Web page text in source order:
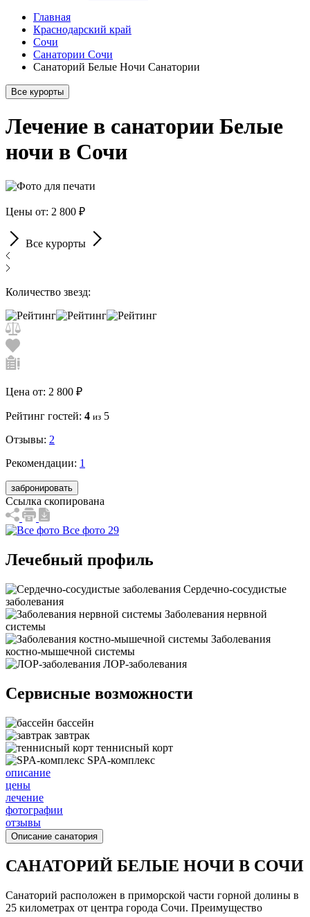
Главная
Краснодарский край
Сочи
Санатории Сочи
Санаторий Белые Ночи Санатории
Все курорты
Лечение в санатории Белые
ночи в Сочи
Цены от: 2 800 ₽
Все курорты
Количество звезд:
Цена от: 2 800 ₽
Рейтинг гостей: 4 из 5
Отзывы: 2
Рекомендации: 1
забронировать
Ссылка скопирована
Все фото 29
Лечебный профиль
Сердечно-сосудистые
заболевания
Заболевания нервной
системы
Заболевания
костно-мышечной системы
ЛОР-заболевания
Сервисные возможности
бассейн
завтрак
теннисный корт
SPA-комплекс
описание
цены
лечение
фотографии
отзывы
Описание санатория
САНАТОРИЙ БЕЛЫЕ НОЧИ В СОЧИ
Санаторий расположен в приморской части горной долины в
25 километрах от центра города Сочи. Преимущество